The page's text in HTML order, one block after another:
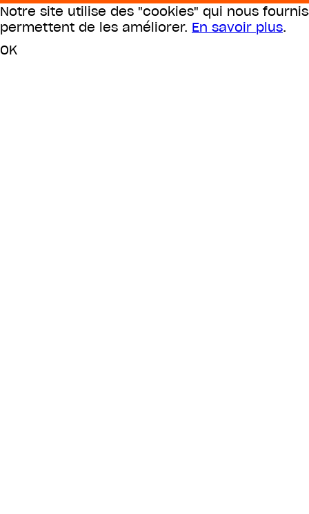
Notre site utilise des "cookies" qui nous
permettent de les améliorer. En savoir plus.
OK